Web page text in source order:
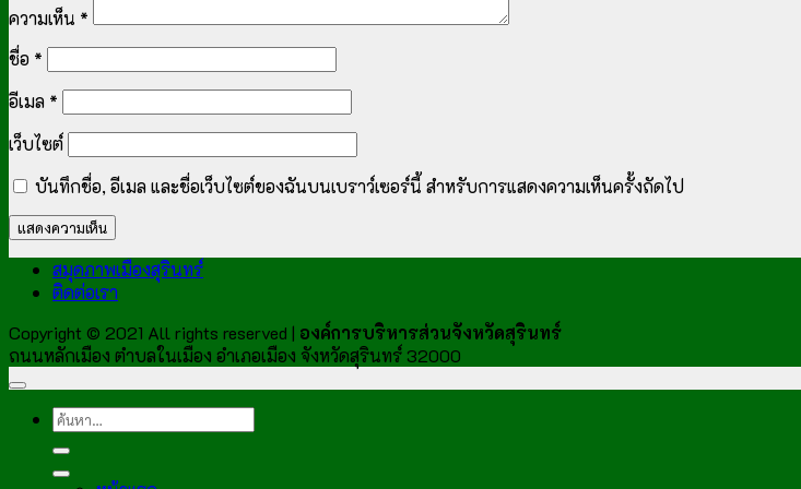
ความเห็น *
ชื่อ *
อีเมล *
เว็บไซต์
บันทึกชื่อ, อีเมล และชื่อเว็บไซต์ของฉันบนเบราว์เซอร์นี้ สำหรับการแสดงความเห็นครั้งถัดไป
สมุดภาพเมืองสุรินทร์
ติดต่อเรา
Copyright © 2021 All rights reserved | องค์การบริหารส่วนจังหวัดสุรินทร์
ถนนหลักเมือง ตำบลในเมือง อำเภอเมือง จังหวัดสุรินทร์ 32000